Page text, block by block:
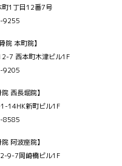
町1丁目12番7号
9255
院 本町院】
7 西本町木津ビル1F
9205
西長堀院】
14HK新町ビル1F
8585
阿波座院】
9-7岡崎橋ビル1F